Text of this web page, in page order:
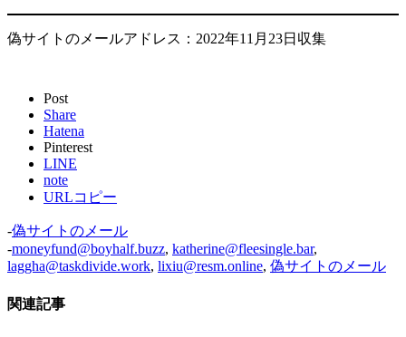
偽サイトのメールアドレス：2022年11月23日収集
Post
Share
Hatena
Pinterest
LINE
note
URLコピー
-偽サイトのメール
-moneyfund@boyhalf.buzz, katherine@fleesingle.bar,
laggha@taskdivide.work, lixiu@resm.online, 偽サイトのメール
関連記事